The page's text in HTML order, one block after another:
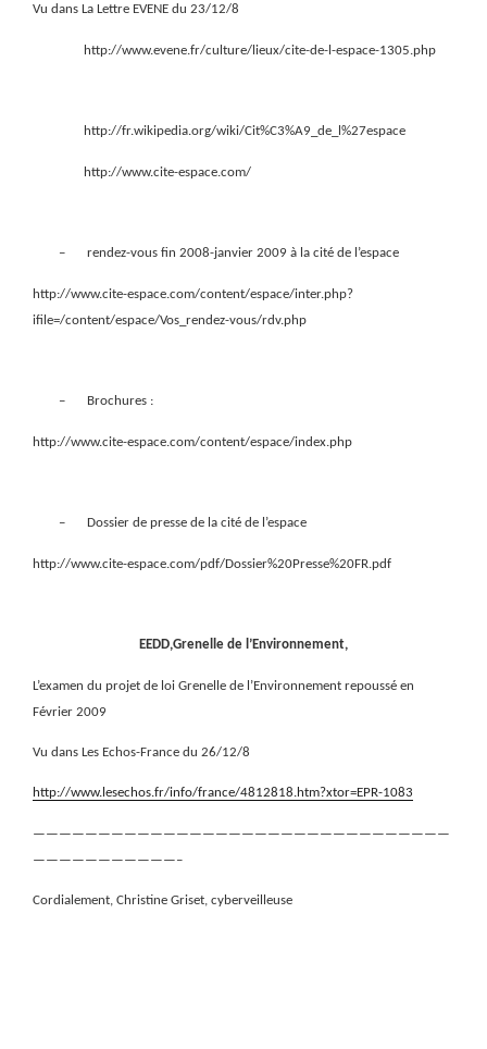
Vu dans La Lettre EVENE du 23/12/8
http://www.evene.fr/culture/lieux/cite-de-l-espace-1305.php
http://fr.wikipedia.org/wiki/Cit%C3%A9_de_l%27espace
http://www.cite-espace.com/
– rendez-vous fin 2008-janvier 2009 à la cité de l’espace
http://www.cite-espace.com/content/espace/inter.php?
ifile=/content/espace/Vos_rendez-vous/rdv.php
– Brochures :
http://www.cite-espace.com/content/espace/index.php
– Dossier de presse de la cité de l’espace
http://www.cite-espace.com/pdf/Dossier%20Presse%20FR.pdf
EEDD,Grenelle de l’Environnement,
L’examen du projet de loi Grenelle de l’Environnement repoussé en
Février 2009
Vu dans Les Echos-France du 26/12/8
http://www.lesechos.fr/info/france/4812818.htm?xtor=EPR-1083
————————————————————————————————
———————————–
Cordialement, Christine Griset, cyberveilleuse